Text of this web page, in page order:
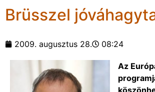
Brüsszel
2009. augusztus 28. 08:24
Az